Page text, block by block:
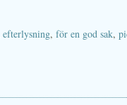
efterlysning, för en god sak,